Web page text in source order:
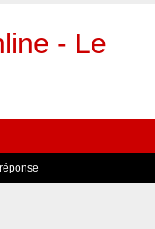
- Le